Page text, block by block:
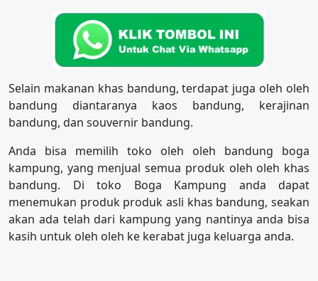
Selain makanan khas bandung, terdapat juga oleh oleh
bandung diantaranya kaos bandung, kerajinan
bandung, dan souvernir bandung.
Anda bisa memilih toko oleh oleh bandung boga
kampung, yang menjual semua produk oleh oleh khas
bandung. Di toko Boga Kampung anda dapat
menemukan produk produk asli khas bandung, seakan
akan ada telah dari kampung yang nantinya anda bisa
kasih untuk oleh oleh ke kerabat juga keluarga anda.